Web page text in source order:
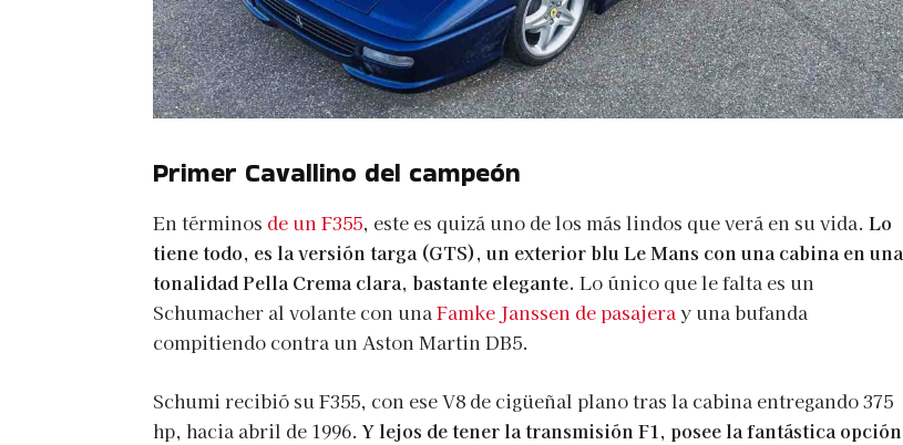
Primer Cavallino del campeón
En términos de un F355, este es quizá uno de los más lindos que verá en su vida. Lo
tiene todo, es la versión targa (GTS), un exterior blu Le Mans con una cabina en una
tonalidad Pella Crema clara, bastante elegante. Lo único que le falta es un
Schumacher al volante con una Famke Janssen de pasajera y una bufanda
compitiendo contra un Aston Martin DB5.
Schumi recibió su F355, con ese V8 de cigüeñal plano tras la cabina entregando 375
hp, hacia abril de 1996.Y lejos de tener la transmisión F1, posee la fantástica opción